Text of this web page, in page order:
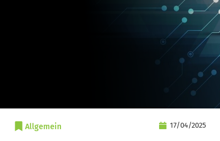
Allgemein 17/04/2025